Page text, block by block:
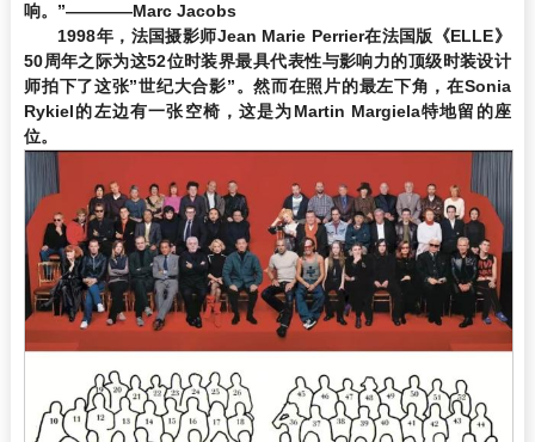
响。 ”————Marc Jacobs
1998年，法国摄影师Jean Marie Perrier在法国版《ELLE》
50周年之际为这52位时装界最具代表性与影响力的顶级时装设计
师拍下了这张”世纪大合影”。然而在照片的最左下角，在Sonia
Rykiel的左边有一张空椅，这是为Martin Margiela特地留的座
位。